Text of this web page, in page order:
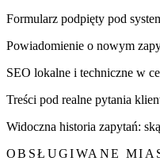
Formularz podpięty pod
Powiadomienie o nowym
SEO lokalne i techniczne w
Treści pod realne pytania
Widoczna historia zapytań:
OBSŁUGIWANE